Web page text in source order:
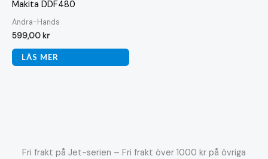
Makita DDF480
Andra-Hands
599,00 kr
LÄS MER
Fri frakt på Jet-serien – Fri frakt över 1000 kr på övriga